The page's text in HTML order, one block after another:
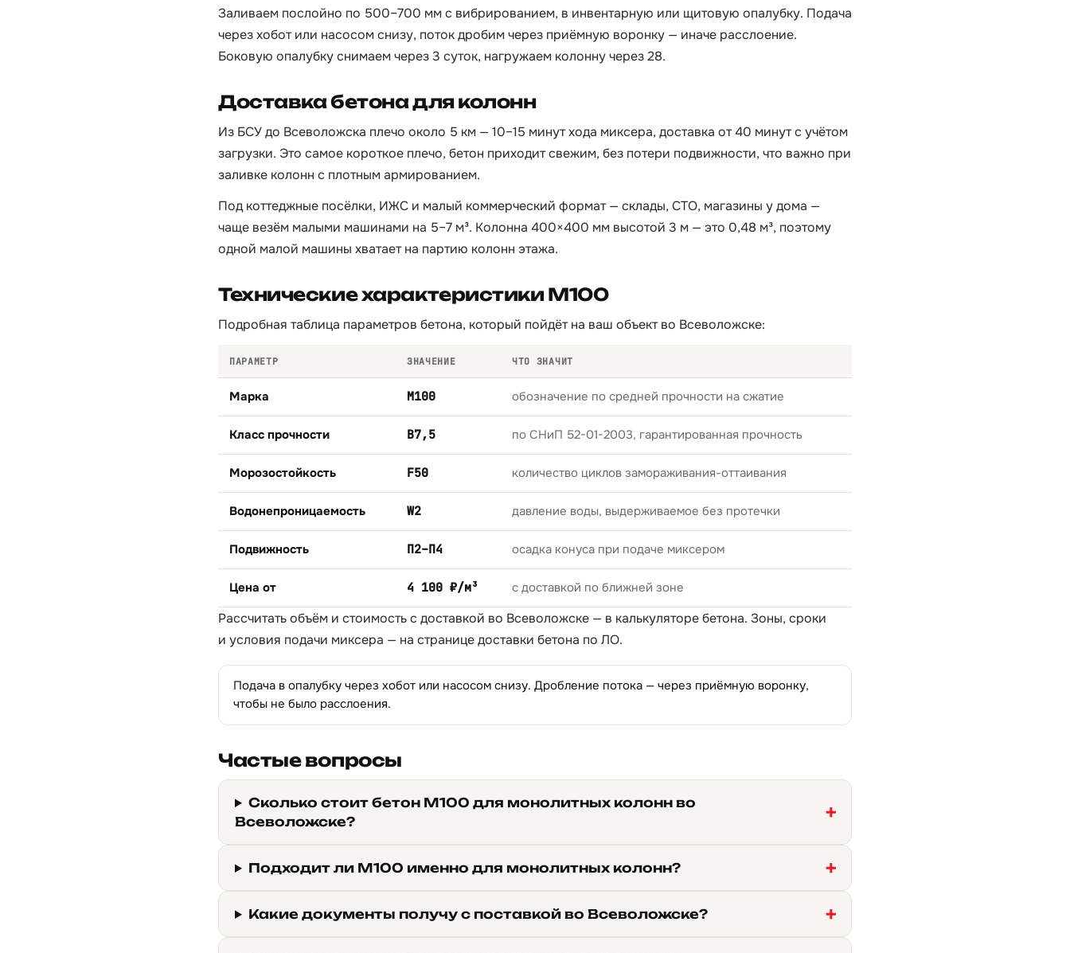
Заливаем послойно по 500–700 мм с вибрированием, в инвентарную или щитовую опалубку. Подача
через хобот или насосом снизу, поток дробим через приёмную воронку — иначе расслоение.
Боковую опалубку снимаем через 3 суток, нагружаем колонну через 28.
Доставка бетона для колонн
Из БСУ до Всеволожска плечо около 5 км — 10–15 минут хода миксера, доставка от 40 минут с учётом
загрузки. Это самое короткое плечо, бетон приходит свежим, без потери подвижности, что важно при
заливке колонн с плотным армированием.
Под коттеджные посёлки, ИЖС и малый коммерческий формат — склады, СТО, магазины у дома —
чаще везём малыми машинами на 5–7 м³. Колонна 400×400 мм высотой 3 м — это 0,48 м³, поэтому
одной малой машины хватает на партию колонн этажа.
Технические характеристики М100
Подробная таблица параметров бетона, который пойдёт на ваш объект во Всеволожске:
ПАРАМЕТР ЗНАЧЕНИЕ ЧТО ЗНАЧИТ
Марка М100 обозначение по средней прочности на сжатие
Класс прочности B7,5 по СНиП 52-01-2003, гарантированная прочность
Морозостойкость F50 количество циклов замораживания-оттаивания
Водонепроницаемость W2 давление воды, выдерживаемое без протечки
Подвижность П2–П4 осадка конуса при подаче миксером
Цена от 4 100 ₽/м³ с доставкой по ближней зоне
Рассчитать объём и стоимость с доставкой во Всеволожске — в калькуляторе бетона. Зоны, сроки
и условия подачи миксера — на страницедоставки бетона по ЛО.
Подача в опалубку через хобот или насосом снизу. Дробление потока — через приёмную воронку,
чтобы не было расслоения.
Частые вопросы
Сколько стоит бетон М100 для монолитных колонн во
Всеволожске?
Подходит ли М100 именно для монолитных колонн?
Какие документы получу с поставкой во Всеволожске?